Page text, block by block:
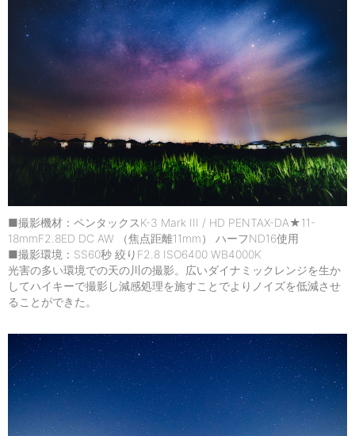
■撮影機材：ペンタックスK-3 Mark III / HD PENTAX-DA★11-
18mmF2.8ED DC AW （焦点距離11mm） ハーフND16使用
■撮影環境：SS60秒 絞りF2.8 ISO6400 WB4000K
光害の多い環境での天の川の撮影。広いダイナミックレンジを生か
してハイキーで撮影し減感処理を施すことでよりノイズを低減させ
ることができた。